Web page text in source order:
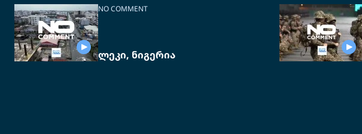
NO COMMENT
ლეკი, ნიგერია